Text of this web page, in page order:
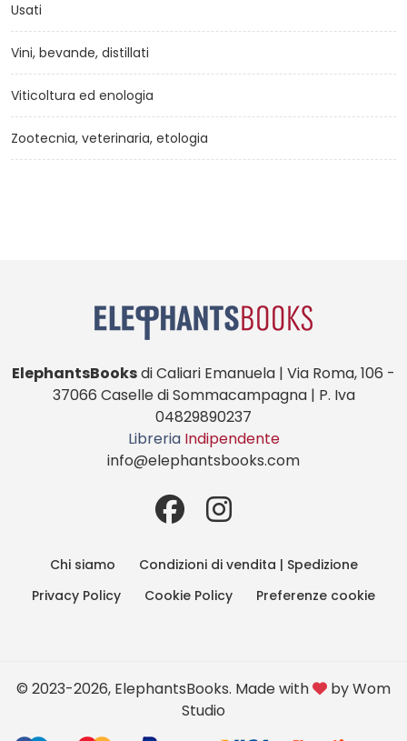
Usati
Vini, bevande, distillati
Viticoltura ed enologia
Zootecnia, veterinaria, etologia
ElephantsBooksdi Caliari Emanuela | Via Roma, 106 -
37066 Caselle di Sommacampagna | P. Iva
04829890237
Libreria Indipendente
info@elephantsbooks.com
Chi siamo
Condizioni di vendita | Spedizione
Privacy Policy
Cookie Policy Preferenze cookie
© 2023-2026, ElephantsBooks. Made with byWom
Studio